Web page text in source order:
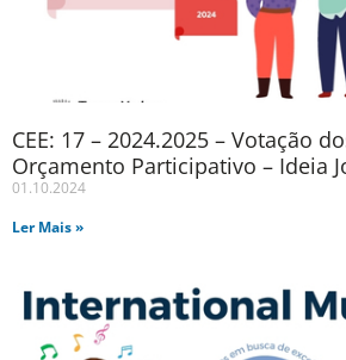
CEE: 17 – 2024.2025 – Votação
Orçamento Participativo – Ideia
01.10.2024
Ler Mais »